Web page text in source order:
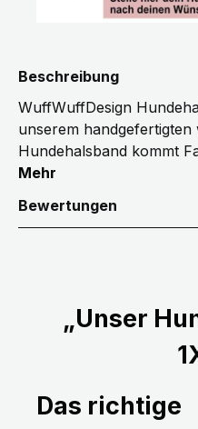
Beschreibung
WuffWuffDesign
unserem
Hundehalsband kommt
Mehr
Bewertungen
„Unser
Das richtige